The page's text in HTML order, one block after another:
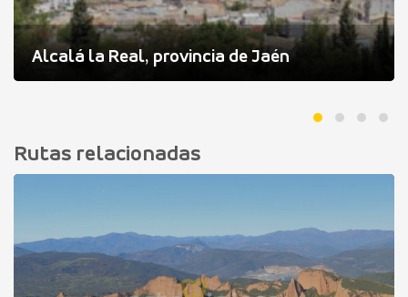
Alcalá la Real, provincia de Jaén
Rutas relacionadas